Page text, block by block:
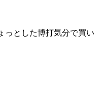
っとした博打気分で買い